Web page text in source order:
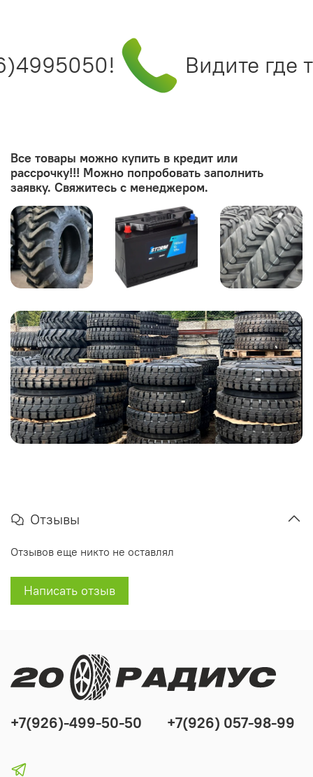
Видите где
Все товары можно купить в кредит или
рассрочку!!! Можно попробовать заполнить
заявку. Свяжитесь с менеджером.
Отзывы
Отзывов еще никто не оставлял
Написать отзыв
+7(926)-499-50-50 +7(926) 057-98-99